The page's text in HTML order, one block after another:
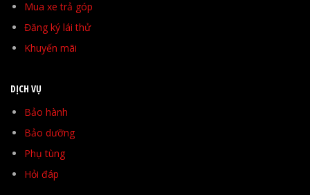
Mua xe trả góp
Đăng ký lái thử
Khuyến mãi
DỊCH VỤ
Bảo hành
Bảo dưỡng
Phụ tùng
Hỏi đáp